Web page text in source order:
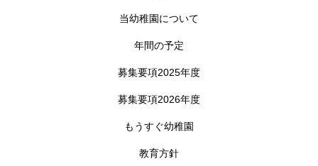
当幼稚園について
年間の予定
募集要項2025年度
募集要項2026年度
もうすぐ幼稚園
教育方針